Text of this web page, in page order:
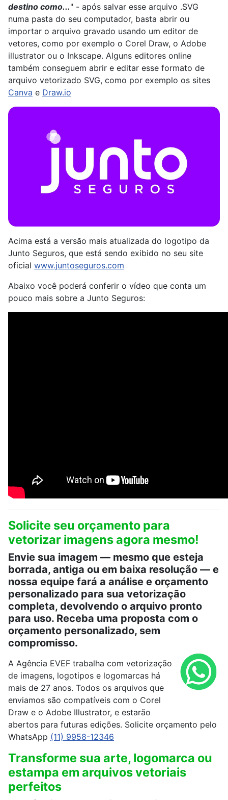
destino como..." - após salvar esse arquivo .SVG
numa pasta do seu computador, basta abrir ou
importar o arquivo gravado usando um editor de
vetores, como por exemplo o Corel Draw, o Adobe
illustrator ou o Inkscape. Alguns editores online
também conseguem abrir e editar esse formato de
arquivo vetorizado SVG, como por exemplo os sites
Canva e Draw.io
Acima está a versão mais atualizada do logotipo da
Junto Seguros, que está sendo exibido no seu site
oficial www.juntoseguros.com
Abaixo você poderá conferir o vídeo que conta um
pouco mais sobre a Junto Seguros:
Solicite seu orçamento para
vetorizar imagens agora mesmo!
Envie sua imagem — mesmo que esteja
borrada, antiga ou em baixa resolução — e
nossa equipe fará a análise e orçamento
personalizado para sua vetorização
completa, devolvendo o arquivo pronto
para uso. Receba uma proposta com o
orçamento personalizado, sem
compromisso.
A Agência EVEF trabalha com vetorização
de imagens, logotipos e logomarcas há
mais de 27 anos. Todos os arquivos que
enviamos são compatíveis com o Corel
Draw e o Adobe Illustrator, e estarão
abertos para futuras edições. Solicite orçamento pelo
WhatsApp (11) 9958-12346
Transforme sua arte, logomarca ou
estampa em arquivos vetoriais
perfeitos